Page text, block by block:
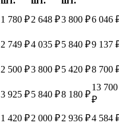
1 780 ₽2 648 ₽3 800 ₽6 046
2 749 ₽4 035 ₽5 840 ₽9 137
2 500 ₽3 800 ₽5 420 ₽8 700
3 925 ₽5 840 ₽8 180 ₽
13 700
₽
1 420 ₽2 000 ₽2 936 ₽4 584